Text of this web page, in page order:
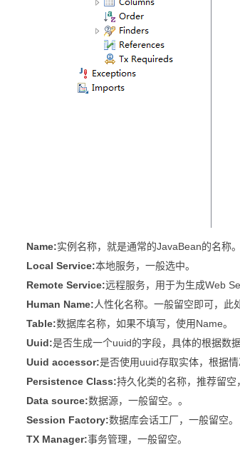
Name:实例名称，就是通常的JavaBean的名称。
Local Service:本地服务，一般选中。
Remote Service:远程服务，用于为生成Web
Human Name:人性化名称。一般留空即可，此
Table:数据库名称，如果不填写，使用Name。
Uuid:是否生成一个uuid的字段，具体的根据数
Uuid accessor:是否使用uuid存取实体，根据
Persistence Class:持久化类的名称，推荐留空
Data source:数据源，一般留空。。
Session Factory:数据库会话工厂，一般留空。
TX Manager:事务管理，一般留空。